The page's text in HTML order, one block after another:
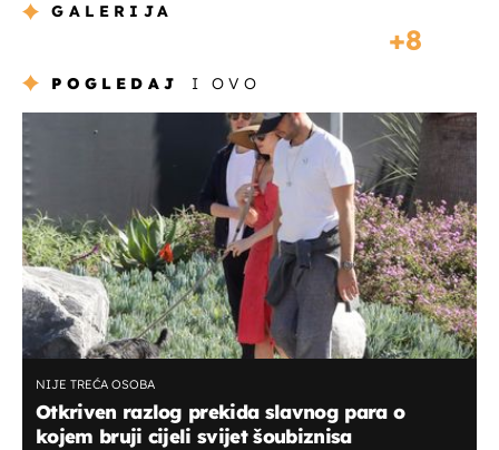
GALERIJA
8
POGLEDAJ I OVO
NIJE TREĆA OSOBA
Otkriven razlog prekida slavnog para o
kojem bruji cijeli svijet šoubiznisa